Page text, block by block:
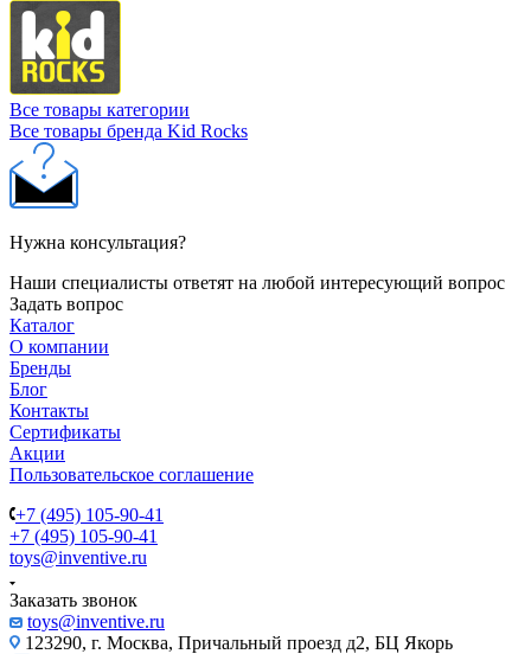
Все товары категории
Все товары бренда Kid Rocks
Нужна консультация?
Наши специалисты ответят на любой интересующий вопрос
Задать вопрос
Каталог
О компании
Бренды
Блог
Контакты
Сертификаты
Акции
Пользовательское соглашение
+7 (495) 105-90-41
+7 (495) 105-90-41
toys@inventive.ru
Заказать звонок
toys@inventive.ru
123290, г. Москва, Причальный проезд д2, БЦ Якорь